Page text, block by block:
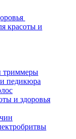
красоты и
триммеры
педикюра
и здоровья